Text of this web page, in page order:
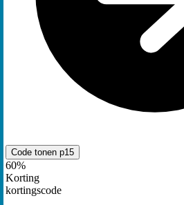
Code tonen p15
60%
Korting
kortingscode